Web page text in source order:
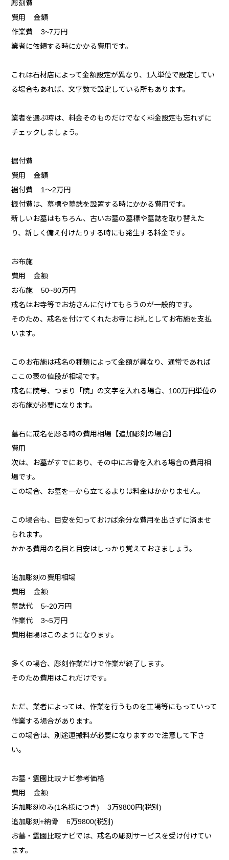
彫刻費
費用 金額
作業費 3~7万円
業者に依頼する時にかかる費用です。
これは石材店によって金額設定が異なり、1人単位で設定してい
る場合もあれば、文字数で設定している所もあります。
業者を選ぶ時は、料金そのものだけでなく料金設定も忘れずに
チェックしましょう。
据付費
費用 金額
裾付費 1～2万円
振付費は、墓標や墓誌を設置する時にかかる費用です。
新しいお墓はもちろん、古いお墓の墓標や墓誌を取り替えた
り、新しく備え付けたりする時にも発生する料金です。
お布施
費用 金額
お布施 50~80万円
戒名はお寺等でお坊さんに付けてもらうのが一般的です。
そのため、戒名を付けてくれたお寺にお礼としてお布施を支払
います。
このお布施は戒名の種類によって金額が異なり、通常であれば
ここの表の値段が相場です。
戒名に院号、つまり「院」の文字を入れる場合、100万円単位の
お布施が必要になります。
墓石に戒名を彫る時の費用相場【追加彫刻の場合】
費用
次は、お墓がすでにあり、その中にお骨を入れる場合の費用相
場です。
この場合、お墓を一から立てるよりは料金はかかりません。
この場合も、目安を知っておけば余分な費用を出さずに済ませ
られます。
かかる費用の名目と目安はしっかり覚えておきましょう。
追加彫刻の費用相場
費用 金額
墓誌代 5~20万円
作業代 3~5万円
費用相場はこのようになります。
多くの場合、彫刻作業だけで作業が終了します。
そのため費用はこれだけです。
ただ、業者によっては、作業を行うものを工場等にもっていって
作業する場合があります。
この場合は、別途運搬料が必要になりますので注意して下さ
い。
お墓・霊園比較ナビ参考価格
費用 金額
追加彫刻のみ(1名様につき) 3万9800円(税別)
追加彫刻+納骨 6万9800(税別)
お墓・霊園比較ナビでは、戒名の彫刻サービスを受け付けてい
ます。